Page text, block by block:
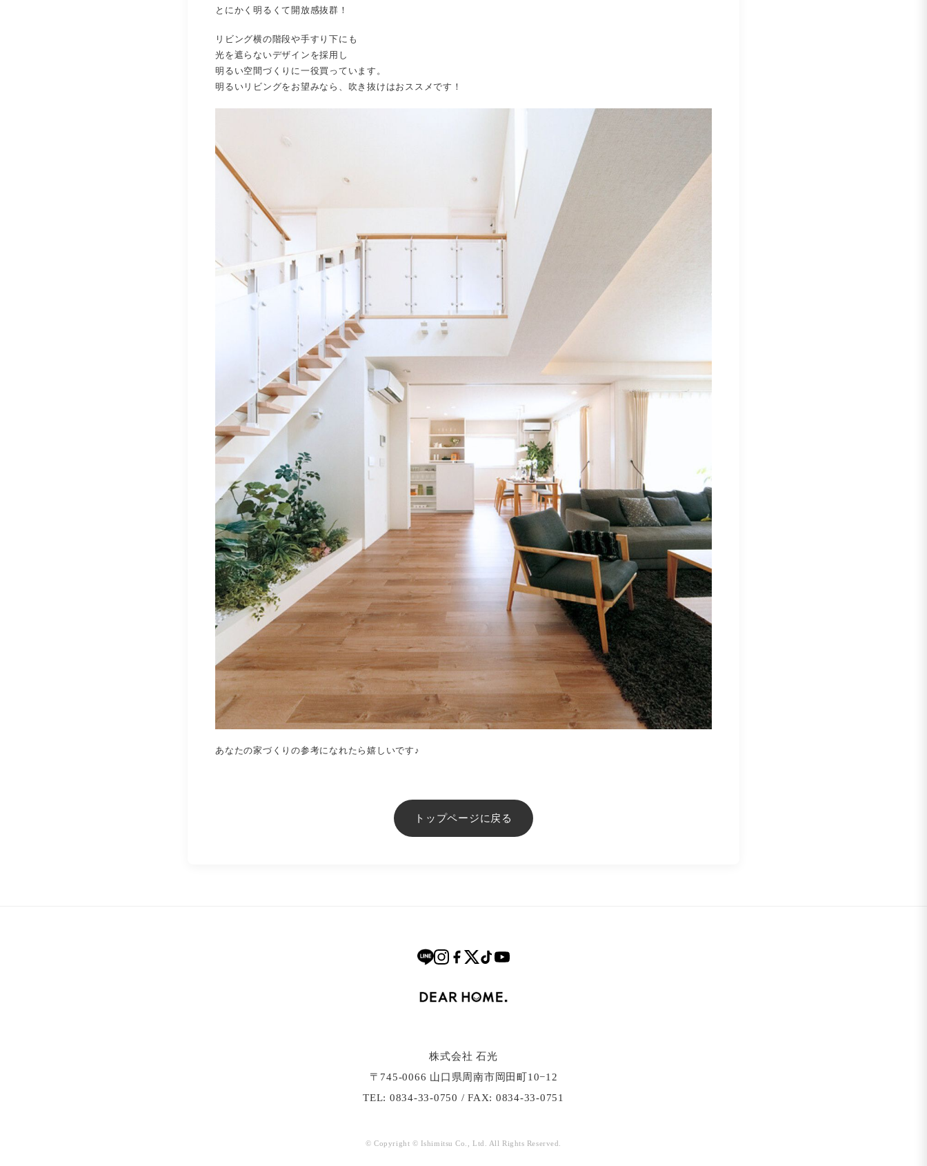
とにかく明るくて開放感抜群！
リビング横の階段や手すり下にも
光を遮らないデザインを採用し
明るい空間づくりに一役買っています。
明るいリビングをお望みなら、吹き抜けはおススメです！
あなたの家づくりの参考になれたら嬉しいです♪
トップページに戻る
株式会社 石光
〒745-0066 ⼭⼝県周南市岡⽥町10−12
TEL: 0834-33-0750 / FAX: 0834-33-0751
© Copyright © Ishimitsu Co., Ltd. All Rights Reserved.